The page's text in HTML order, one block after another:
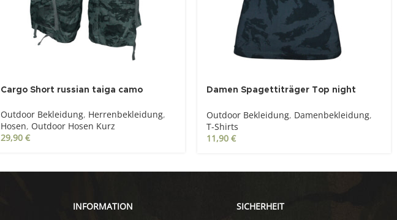
Cargo Short russian taiga camo
Outdoor Bekleidung, Herrenbekleidung,
Hosen, Outdoor Hosen Kurz
29,90 €
Damen Spagettiträger Top night
Outdoor Bekleidung, Damenbekleidung,
T-Shirts
11,90 €
INFORMATION SICHERHEIT